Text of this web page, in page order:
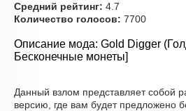
Средний рейтинг: 4.7
Количество голосов: 7700
Описание мода: Gold Digger
Бесконечные монеты]
Данный взлом представляет собой
версию, где вам будет предложено